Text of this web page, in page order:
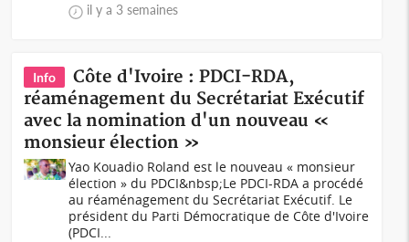
il y a 3 semaines
Info
Côte d'Ivoire : PDCI-RDA,
réaménagement du Secrétariat Exécutif
avec la nomination d'un nouveau «
monsieur élection »
Yao Kouadio Roland est le nouveau « monsieur
élection » du PDCI&nbsp;Le PDCI-RDA a procédé
au réaménagement du Secrétariat Exécutif. Le
président du Parti Démocratique de Côte d'Ivoire
(PDCI...